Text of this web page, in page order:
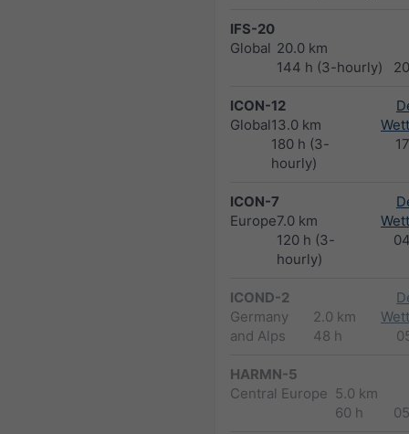
IFS-20
Global 20.0 km
144 h (3-hourly)
ICON-12
Global13.0 km
180 h (3-
hourly)
ICON-7
Europe7.0 km
120 h (3-
hourly)
ICOND-2
Germany
and Alps
2.0 km
48 h
HARMN-5
Central Europe 5.0 km
60 h